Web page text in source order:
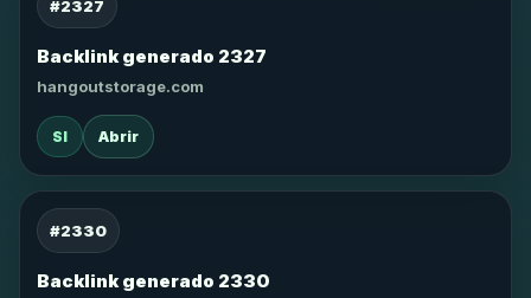
#2327
Backlink generado 2327
hangoutstorage.com
SI Abrir
#2330
Backlink generado 2330